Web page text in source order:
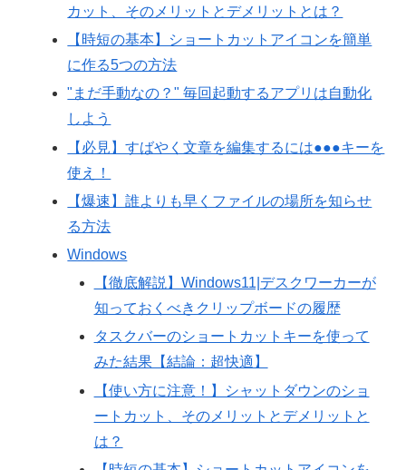
カット、そのメリットとデメリットとは？
【時短の基本】ショートカットアイコンを簡単
に作る5つの方法
"まだ手動なの？" 毎回起動するアプリは自動化
しよう
【必見】すばやく文章を編集するには●●●キーを
使え！
【爆速】誰よりも早くファイルの場所を知らせ
る方法
Windows
【徹底解説】Windows11|デスクワーカーが
知っておくべきクリップボードの履歴
タスクバーのショートカットキーを使って
みた結果【結論：超快適】
【使い方に注意！】シャットダウンのショ
ートカット、そのメリットとデメリットと
は？